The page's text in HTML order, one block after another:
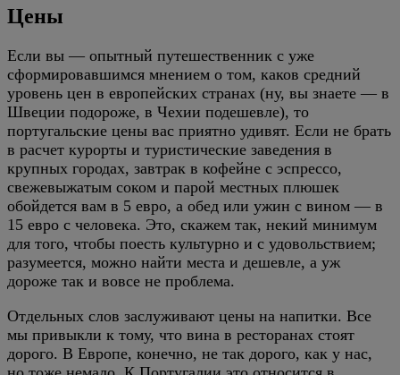
Цены
Если вы — опытный путешественник с уже
сформировавшимся мнением о том, каков средний
уровень цен в европейских странах (ну, вы знаете — в
Швеции подороже, в Чехии подешевле), то
португальские цены вас приятно удивят. Если не брать
в расчет курорты и туристические заведения в
крупных городах, завтрак в кофейне с эспрессо,
свежевыжатым соком и парой местных плюшек
обойдется вам в 5 евро, а обед или ужин с вином — в
15 евро с человека. Это, скажем так, некий минимум
для того, чтобы поесть культурно и с удовольствием;
разумеется, можно найти места и дешевле, а уж
дороже так и вовсе не проблема.
Отдельных слов заслуживают цены на напитки. Все
мы привыкли к тому, что вина в ресторанах стоят
дорого. В Европе, конечно, не так дорого, как у нас,